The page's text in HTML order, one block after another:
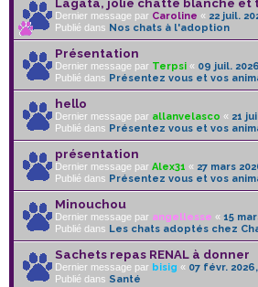
Lagata, jolie chatte blanche et
Dernier message par Caroline « 22 juil.
Publié dans Nos chats à l'adoption
Présentation
Dernier message par Terpsi « 09 juil.
Publié dans Présentez vous et vos
hello
Dernier message par allanvelasco « 21
Publié dans Présentez vous et vos
présentation
Dernier message par Alex31 « 27 mars
Publié dans Présentez vous et vos
Minouchou
Dernier message par angellesse « 15
Publié dans Les chats adoptés chez
Sachets repas RENAL à donner
Dernier message par bisig « 07 févr.
Publié dans Santé